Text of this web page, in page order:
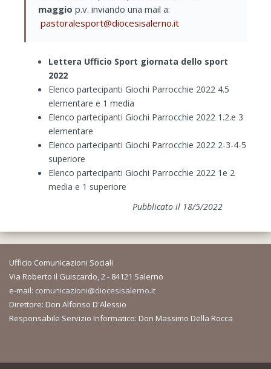
maggio p.v. inviando una mail a:
pastoralesport@diocesisalerno.it
Lettera Ufficio Sport giornata dello sport
2022
Elenco partecipanti Giochi Parrocchie 2022 4.5
elementare e 1 media
Elenco partecipanti Giochi Parrocchie 2022 1.2.e 3
elementare
Elenco partecipanti Giochi Parrocchie 2022 2-3-4-5
superiore
Elenco partecipanti Giochi Parrocchie 2022 1e 2
media e 1 superiore
Pubblicato il 18/5/2022
Ufficio Comunicazioni Sociali
Via Roberto il Guiscardo, 2 - 84121 Salerno
e-mail: comunicazioni@diocesisalerno.it
Direttore: Don Alfonso D'Alessio
Responsabile Servizio Informatico: Don Massimo Della Rocca